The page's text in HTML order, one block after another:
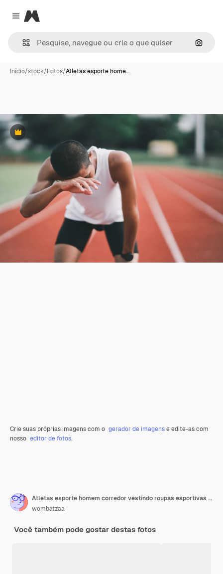
Close menu
Magnific
Início/stock/Fotos/Atletas esporte home…
Premium
Crie suas próprias imagens com o gerador de imagense edite-as com
nosso editor de fotos.
Atletas esporte homem corredor vestindo roupas esportivas brancas cansadas de limpar o suor e descansar depois de praticar em uma pista de corrida em um estádio Conceito de esporte de corredor
wombatzaa
Você também pode gostar destas fotos